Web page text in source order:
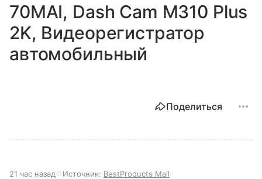
70MAI, Dash Cam M310 Plus
2K, Видеорегистратор
автомобильный
Поделиться
21 час назад Источник: BestProducts Mail